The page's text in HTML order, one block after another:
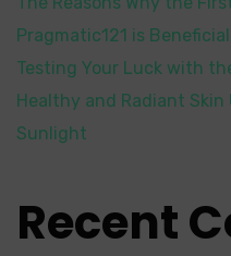
Pragmatic121 is Beneficial
Testing Your Luck with
Healthy and Radiant
Sunlight
Recent